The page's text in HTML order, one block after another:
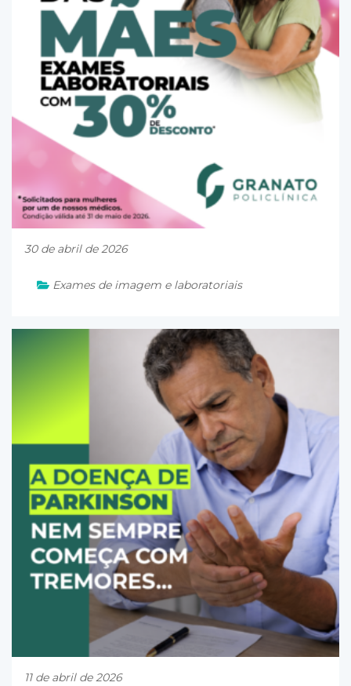
30 de abril de 2026
Exames de imagem e laboratoriais
11 de abril de 2026